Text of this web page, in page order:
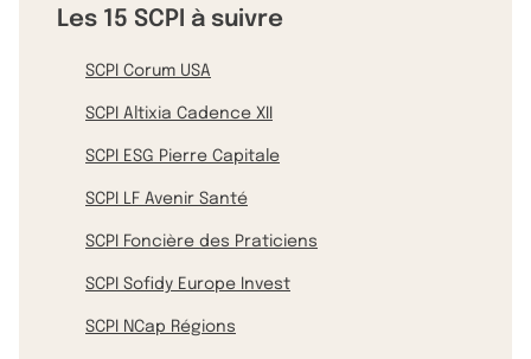
Les 15 SCPI à suivre
SCPI Corum USA
SCPI Altixia Cadence XII
SCPI ESG Pierre Capitale
SCPI LF Avenir Santé
SCPI Foncière des Praticiens
SCPI Sofidy Europe Invest
SCPI NCap Régions